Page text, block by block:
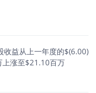
收益从上一年度的$(6.00)
涨至$21.10百万